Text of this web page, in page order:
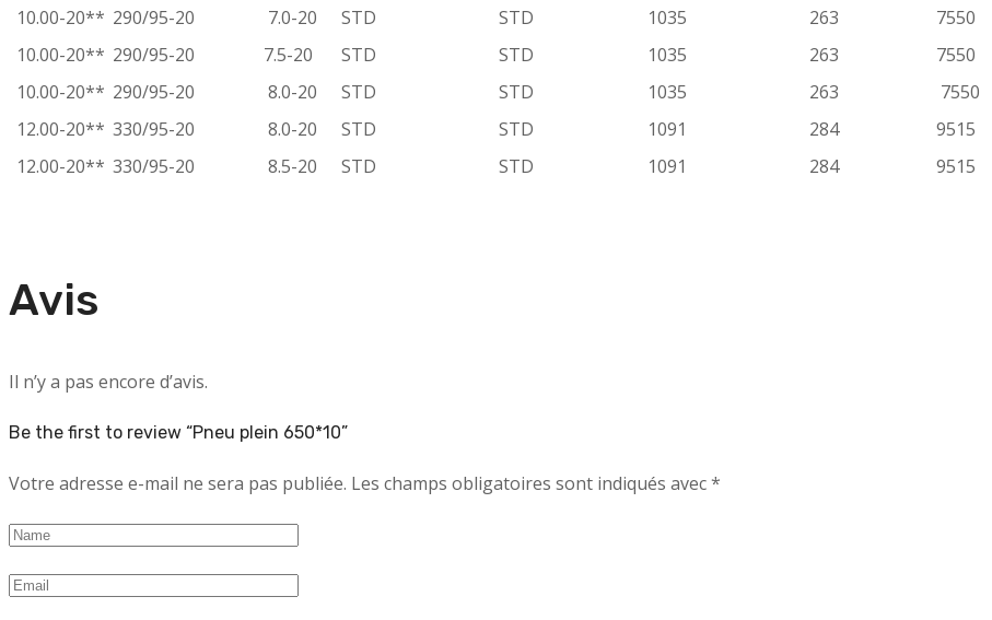
10.00-20** 290/95-20 7.0-20 STD STD 1035 263 7550
10.00-20** 290/95-20 7.5-20 STD STD 1035 263 7550
10.00-20** 290/95-20 8.0-20 STD STD 1035 263 7550
12.00-20** 330/95-20 8.0-20 STD STD 1091 284 9515
12.00-20** 330/95-20 8.5-20 STD STD 1091 284 9515
Avis
Il n’y a pas encore d’avis.
Be the first to review “Pneu plein 650*10”
Votre adresse e-mail ne sera pas publiée. Les champs obligatoires sont indiqués avec*